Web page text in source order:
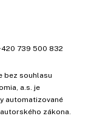
739 500 832
bez souhlasu
a.s. je
automatizované
zákona.